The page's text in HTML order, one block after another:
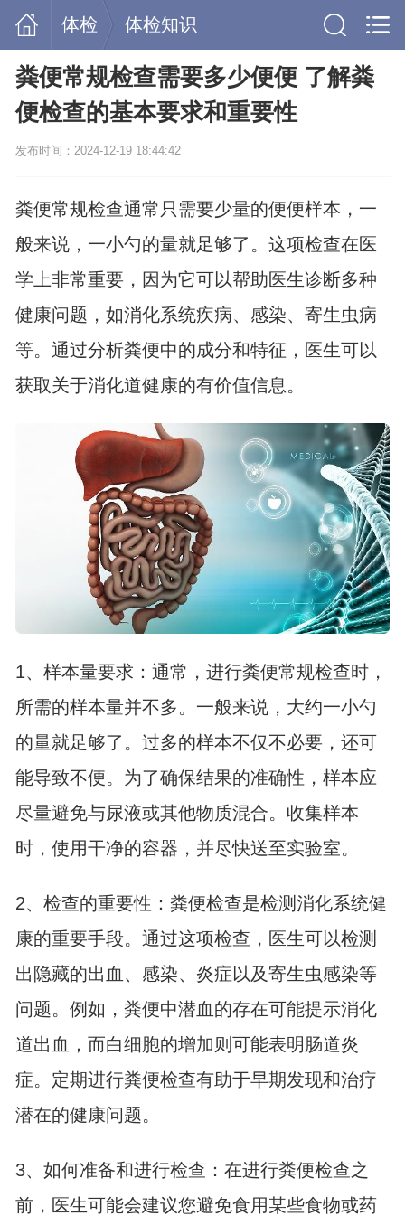
体检 体检知识
粪便常规检查需要多少便便 了解粪
便检查的基本要求和重要性
发布时间：2024-12-19 18:44:42
粪便常规检查通常只需要少量的便便样本，一
般来说，一小勺的量就足够了。这项检查在医
学上非常重要，因为它可以帮助医生诊断多种
健康问题，如消化系统疾病、感染、寄生虫病
等。通过分析粪便中的成分和特征，医生可以
获取关于消化道健康的有价值信息。
1、样本量要求：通常，进行粪便常规检查时，
所需的样本量并不多。一般来说，大约一小勺
的量就足够了。过多的样本不仅不必要，还可
能导致不便。为了确保结果的准确性，样本应
尽量避免与尿液或其他物质混合。收集样本
时，使用干净的容器，并尽快送至实验室。
2、检查的重要性：粪便检查是检测消化系统健
康的重要手段。通过这项检查，医生可以检测
出隐藏的出血、感染、炎症以及寄生虫感染等
问题。例如，粪便中潜血的存在可能提示消化
道出血，而白细胞的增加则可能表明肠道炎
症。定期进行粪便检查有助于早期发现和治疗
潜在的健康问题。
3、如何准备和进行检查：在进行粪便检查之
前，医生可能会建议您避免食用某些食物或药